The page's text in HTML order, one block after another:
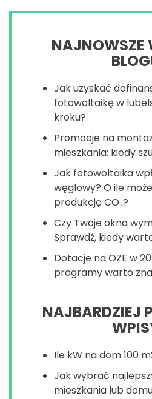
NAJNOWSZE
Jak uzyskać
fotowoltaikę w
kroku?
Promocje na
mieszkania: kiedy
Jak fotowoltaika
węglowy? O ile
produkcję CO₂?
Czy Twoje okna
Sprawdź, kiedy
Dotacje na OZE w
programy warto
NAJBARDZIEJ
Ile kW na dom 100
Jak wybrać
mieszkania lub